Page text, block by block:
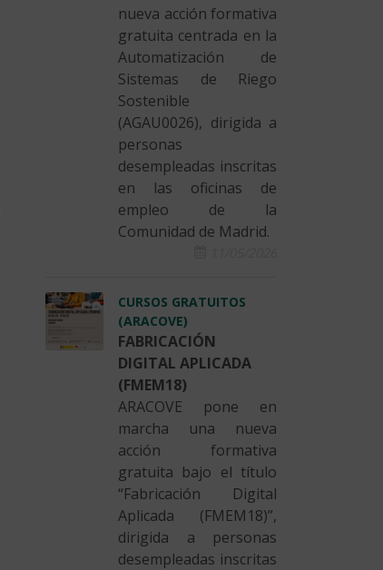
nueva acción formativa
gratuita centrada en la
Automatización de
Sistemas de Riego
Sostenible
(AGAU0026), dirigida a
personas
desempleadas inscritas
en las oficinas de
empleo de la
Comunidad de Madrid.
CURSOS GRATUITOS
(ARACOVE)
FABRICACIÓN
DIGITAL APLICADA
(FMEM18)
ARACOVE pone en
marcha una nueva
acción formativa
gratuita bajo el título
“Fabricación Digital
Aplicada (FMEM18)”,
dirigida a personas
desempleadas inscritas